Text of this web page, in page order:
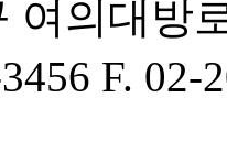
여의대방
F. 02-